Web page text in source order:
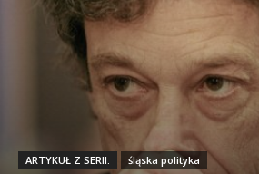
ARTYKUŁ Z SERII: śląska polityka